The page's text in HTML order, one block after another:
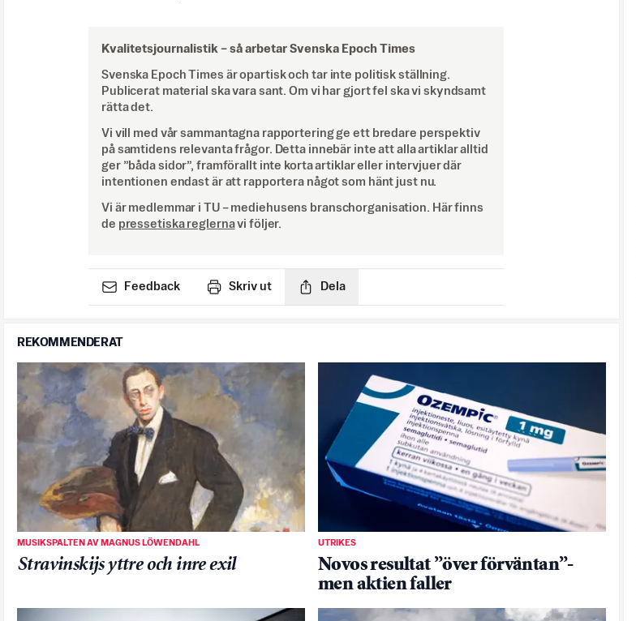
Kvalitetsjournalistik – så arbetar Svenska Epoch Times
Svenska Epoch Times är opartisk och tar inte politisk ställning.
Publicerat material ska vara sant. Om vi har gjort fel ska vi skyndsamt
rätta det.
Vi vill med vår sammantagna rapportering ge ett bredare perspektiv
på samtidens relevanta frågor. Detta innebär inte att alla artiklar alltid
ger ”båda sidor”, framförallt inte korta artiklar eller intervjuer där
intentionen endast är att rapportera något som hänt just nu.
Vi är medlemmar i TU – mediehusens branschorganisation. Här finns
de pressetiska reglernavi följer.
Feedback Skriv ut Dela
REKOMMENDERAT
MUSIKSPALTEN AV MAGNUS LÖWENDAHL
Stravinskijs yttre och inre exil
UTRIKES
Novos resultat ”över förväntan”-
men aktien faller